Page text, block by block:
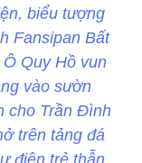
biểu tượng
Fansipan Bất
Quy Hồ vun
vào sườn
cho Trần Đình
trên tảng đá